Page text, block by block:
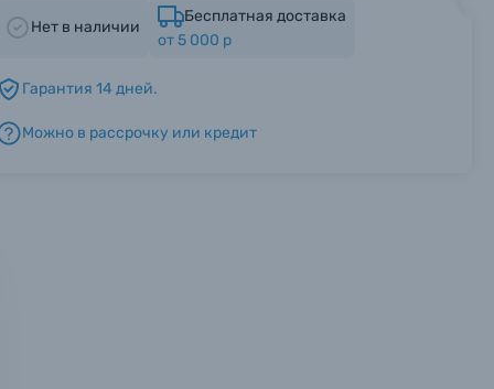
с
Нет в наличии
Бесплатная доставка
от 5 000 р
Гарантия 14 дней.
Можно в рассрочку или кредит